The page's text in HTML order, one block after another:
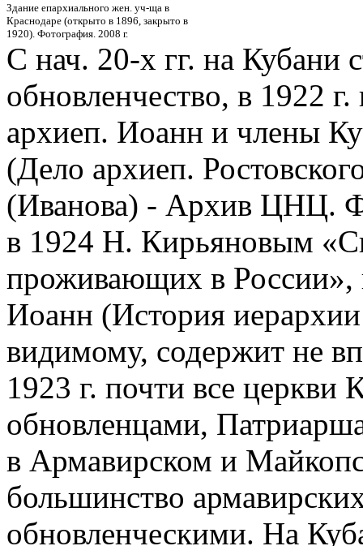
Здание епархиального жен. уч-ща в
Краснодаре (открыто в 1896, закрыто в
1920). Фотография. 2008 г.
С нач. 20-х гг. на Кубани
обновленчество, в 1922
архиеп. Иоанн и члены
(Дело архиеп.
(Иванова) - Архив ЦНЦ.
в 1924 Н. Кирьяновым
проживающих в России»,
Иоанн (История
видимому, содержит не
1923 г. почти все церкви
обновленцами,
в Армавирском и
большинство
обновленческими. На